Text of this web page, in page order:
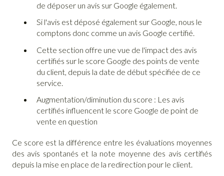
de déposer un avis sur Google également.
Si l'avis est déposé également sur Google, nous le
comptons donc comme un avis Google certifié.
Cette section offre une vue de l'impact des avis
certifiés sur le score Google des points de vente
du client, depuis la date de début spécifiée de ce
service.
Augmentation/diminution du score : Les avis
certifiés influencent le score Google de point de
vente en question
Ce score est la différence entre les évaluations moyennes
des avis spontanés et la note moyenne des avis certifiés
depuis la mise en place de la redirection pour le client.